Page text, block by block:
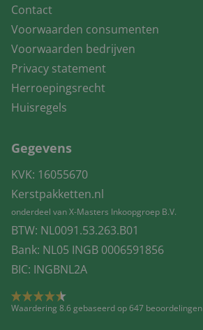
Contact
Voorwaarden consumenten
Voorwaarden bedrijven
Privacy statement
Herroepingsrecht
Huisregels
Gegevens
KVK: 16055670
Kerstpakketten.nl
onderdeel van X-Masters Inkoopgroep B.V.
BTW: NL0091.53.263.B01
Bank: NL05 INGB 0006591856
BIC: INGBNL2A
Waardering 8.6 gebaseerd op 647 beoordelingen